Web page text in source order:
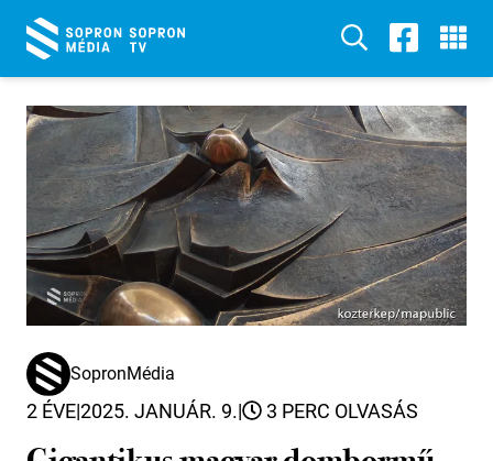
SopronMédia
2 ÉVE|2025. JANUÁR. 9.| 3 PERC OLVASÁS